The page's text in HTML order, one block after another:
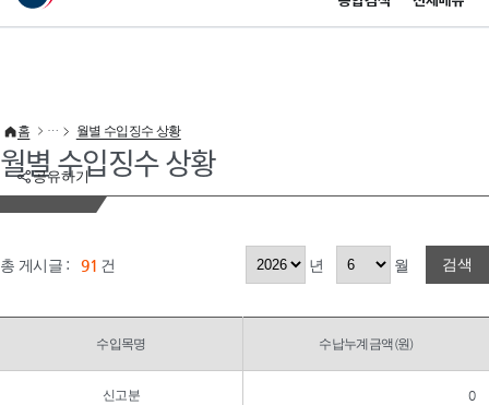
이 누리집은 대한민국 공식 전자정부 누리집입니다.
공유하기
홈 월별 수입징수 상황
월별 수입징수 상황
총 게시글 : 91 건 년 월 검색
수입목명 수납누계금액(원)
신고분 0